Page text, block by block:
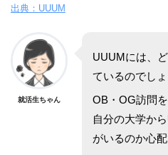
出典：UUUM
就活生ちゃん
UUUMには、
ているのでしょ
OB・OG訪問
自分の大学か
がいるのか心